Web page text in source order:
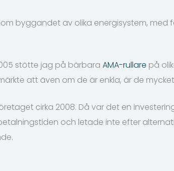
byggandet av olika energisystem, med
stötte jag på bärbara AMA-rullare på
att även om de är enkla, är de
cirka 2008. Då var det en
och letade inte efter